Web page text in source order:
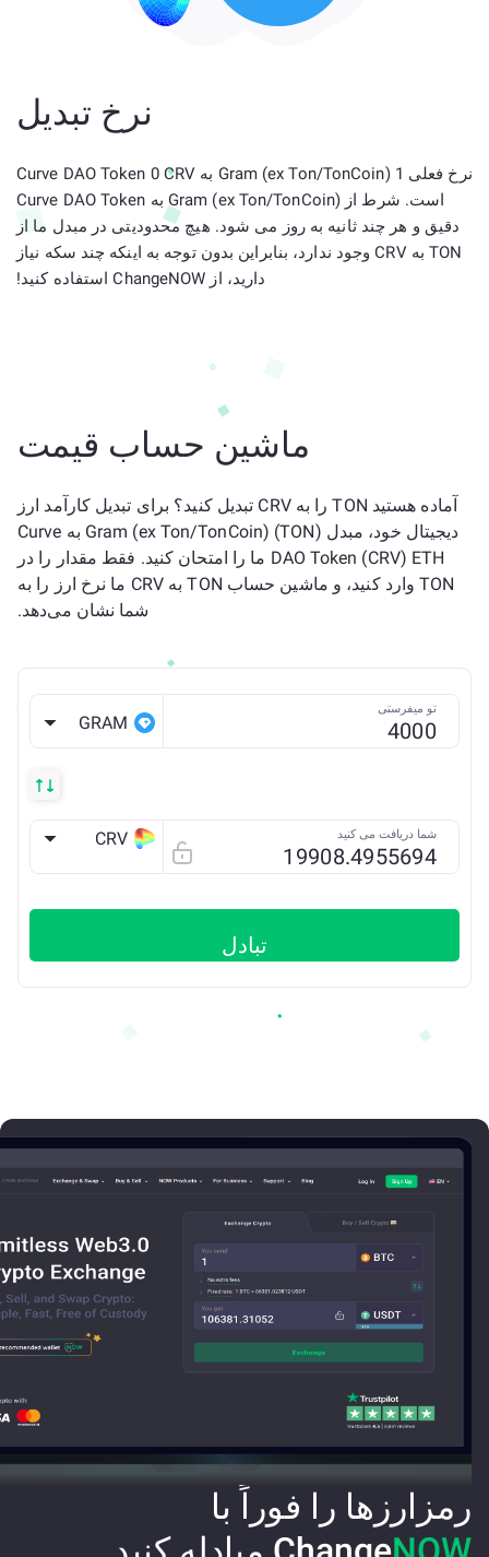
نرخ تبدیل
نرخ فعلی 1 Gram (ex Ton/TonCoin) به Curve DAO Token 0 CRV
است. شرط از Gram (ex Ton/TonCoin) به Curve DAO Token
دقیق و هر چند ثانیه به روز می شود. هیچ محدودیتی در مبدل ما از
TON به CRV وجود ندارد، بنابراین بدون توجه به اینکه چند سکه نیاز
دارید، از ChangeNOW استفاده کنید!
ماشین حساب قیمت
آماده هستید TON را به CRV تبدیل کنید؟ برای تبدیل کارآمد ارز
دیجیتال خود، مبدل Gram (ex Ton/TonCoin) (TON) به Curve
DAO Token (CRV) ETH ما را امتحان کنید. فقط مقدار را در
TON وارد کنید، و ماشین حساب TON به CRV ما نرخ ارز را به
شما نشان می‌دهد.
تو میفرستی
GRAM
شما دریافت می کنید CRV
تبادل
رمزارزها را فوراً با